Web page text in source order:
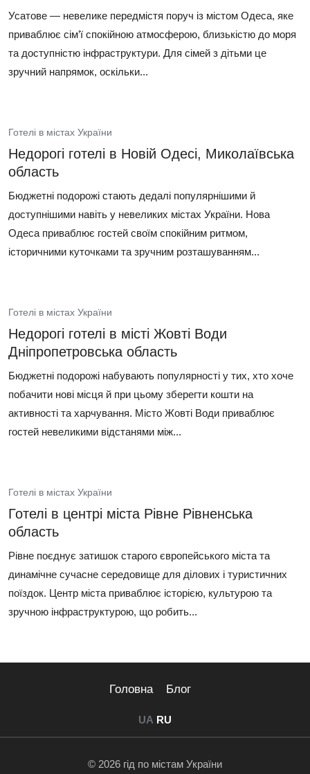
Усатове — невелике передмістя поруч із містом Одеса, яке
приваблює сім’ї спокійною атмосферою, близькістю до моря
та доступністю інфраструктури. Для сімей з дітьми це
зручний напрямок, оскільки...
Готелі в містах України
Недорогі готелі в Новій Одесі, Миколаївська
область
Бюджетні подорожі стають дедалі популярнішими й
доступнішими навіть у невеликих містах України. Нова
Одеса приваблює гостей своїм спокійним ритмом,
історичними куточками та зручним розташуванням...
Готелі в містах України
Недорогі готелі в місті Жовті Води
Дніпропетровська область
Бюджетні подорожі набувають популярності у тих, хто хоче
побачити нові місця й при цьому зберегти кошти на
активності та харчування. Місто Жовті Води приваблює
гостей невеликими відстанями між...
Готелі в містах України
Готелі в центрі міста Рівне Рівненська
область
Рівне поєднує затишок старого європейського міста та
динамічне сучасне середовище для ділових і туристичних
поїздок. Центр міста приваблює історією, культурою та
зручною інфраструктурою, що робить...
Головна Блог
UA RU
© 2026 гід по містам України